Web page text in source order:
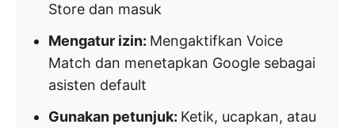
Store dan masuk
Mengatur izin: Mengaktifkan Voice
Match dan menetapkan Google sebagai
asisten default
Gunakan petunjuk: Ketik, ucapkan, atau